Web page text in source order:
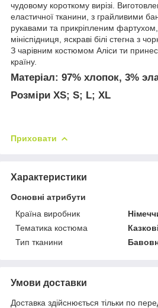
чудовому короткому вирізі.
еластичної тканини, з грайливими
рукавами та прикріпленим
мініспідниця, яскраві білі стегна з
З чарівним костюмом Аліси ти
країну.
Матеріал: 97% хлопок, 3%
Розміри XS; S; L; XL
Приховати
Характеристики
Основні атрибути
Країна виробник
Тематика костюма
Тип тканини
Умови доставки
Доставка здійснюється тільки по